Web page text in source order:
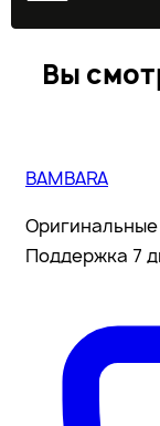
Вы
BAMBARA
Оригинальные
Поддержка 7